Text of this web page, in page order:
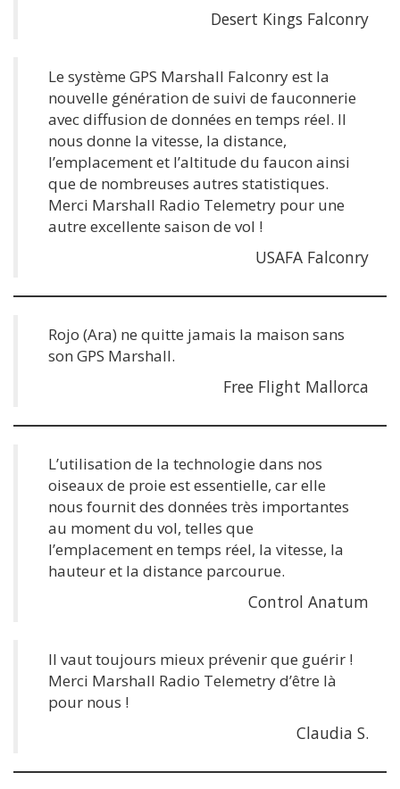
Desert Kings Falconry
Le système GPS Marshall Falconry est la
nouvelle génération de suivi de fauconnerie
avec diffusion de données en temps réel. Il
nous donne la vitesse, la distance,
l’emplacement et l’altitude du faucon ainsi
que de nombreuses autres statistiques.
Merci Marshall Radio Telemetry pour une
autre excellente saison de vol !
USAFA Falconry
Rojo (Ara) ne quitte jamais la maison sans
son GPS Marshall.
Free Flight Mallorca
L’utilisation de la technologie dans nos
oiseaux de proie est essentielle, car elle
nous fournit des données très importantes
au moment du vol, telles que
l’emplacement en temps réel, la vitesse, la
hauteur et la distance parcourue.
Control Anatum
Il vaut toujours mieux prévenir que guérir !
Merci Marshall Radio Telemetry d’être là
pour nous !
Claudia S.